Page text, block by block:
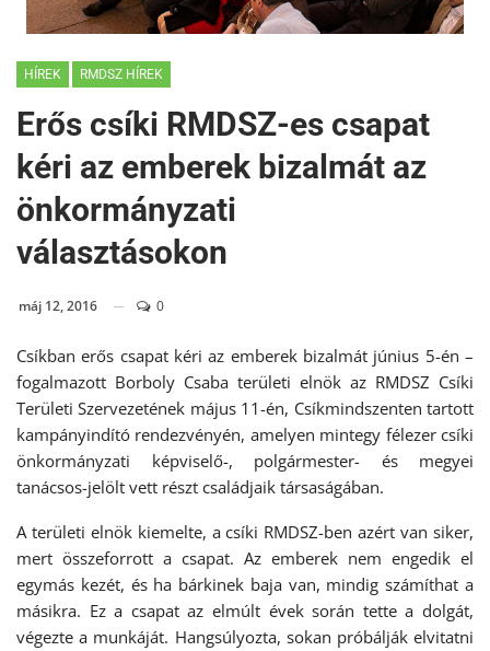
HÍREK RMDSZ HÍREK
Erős csíki RMDSZ-es csapat
kéri az emberek bizalmát az
önkormányzati
választásokon
máj 12, 2016 0
Csíkban erős csapat kéri az emberek bizalmát június 5-én –
fogalmazott Borboly Csaba területi elnök az RMDSZ Csíki
Területi Szervezetének május 11-én, Csíkmindszenten tartott
kampányindító rendezvényén, amelyen mintegy félezer csíki
önkormányzati képviselő-, polgármester- és megyei
tanácsos-jelölt vett részt családjaik társaságában.
A területi elnök kiemelte, a csíki RMDSZ-ben azért van siker,
mert összeforrott a csapat. Az emberek nem engedik el
egymás kezét, és ha bárkinek baja van, mindig számíthat a
másikra. Ez a csapat az elmúlt évek során tette a dolgát,
végezte a munkáját. Hangsúlyozta, sokan próbálják elvitatni